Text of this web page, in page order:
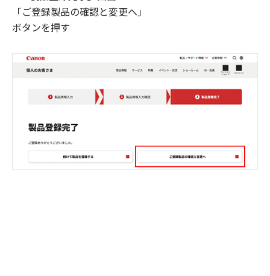
「ご登録製品の確認と変更へ」
ボタンを押す